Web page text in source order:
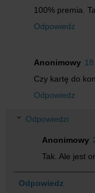
100% premia.
Odpowiedz
Anonimowy
Czy kartę do
Odpowiedz
Odpowiedzi
Anonimowy
Tak. Ale jest
Odpowiedz